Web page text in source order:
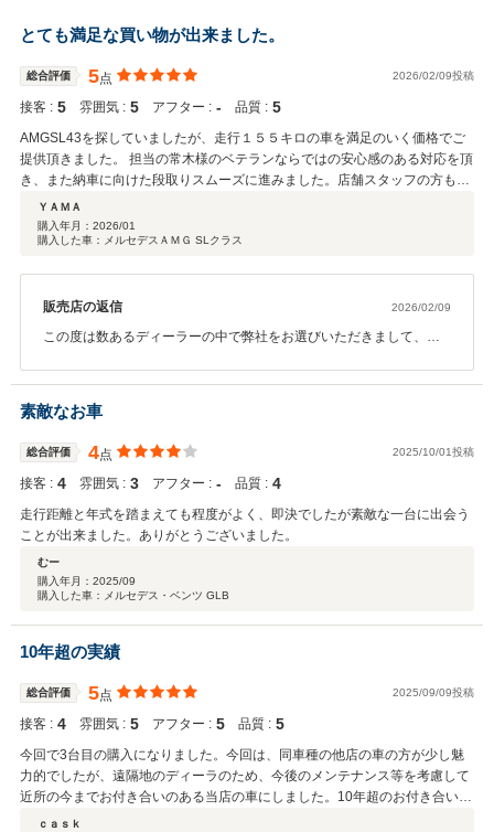
とても満足な買い物が出来ました。
総合評価 5点 2026/02/09投稿
接客 : 5 雰囲気 : 5 アフター : ‐ 品質 : 5
AMGSL43を探していましたが、走行１５５キロの車を満足のいく価格でご
提供頂きました。 担当の常木様のベテランならではの安心感のある対応を頂
き、また納車に向けた段取りスムーズに進みました。店舗スタッフの方も丁
寧な対応でした。 今後のメンテナンスに際してもお世話になりたいと思いま
す。
ＹＡＭＡ
購入年月： 2026/01
購入した車：メルセデスＡＭＧ SLクラス
販売店の返信 2026/02/09
この度は数あるディーラーの中で弊社をお選びいただきまして、即
合い宜しくお願いいたします。
素敵なお車
総合評価 4点 2025/10/01投稿
接客 : 4 雰囲気 : 3 アフター : ‐ 品質 : 4
走行距離と年式を踏まえても程度がよく、即決でしたが素敵な一台に出会う
ことが出来ました。ありがとうございました。
むー
購入年月： 2025/09
購入した車：メルセデス・ベンツ GLB
10年超の実績
総合評価 5点 2025/09/09投稿
接客 : 4 雰囲気 : 5 アフター : 5 品質 : 5
今回で3台目の購入になりました。今回は、同車種の他店の車の方が少し魅
力的でしたが、遠隔地のディーラのため、今後のメンテナンス等を考慮して
近所の今までお付き合いのある当店の車にしました。10年超のお付き合いに
なりますが、事故や点検など対応はしっかりしており、今までの実績が決め
ｃａｓｋ